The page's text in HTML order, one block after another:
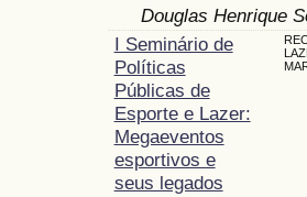
Douglas Henrique
I Seminário de
Políticas
Públicas de
Esporte e Lazer:
Megaeventos
esportivos e
seus legados